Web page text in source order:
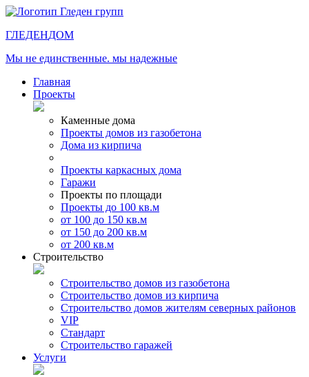
ГЛЕДЕНДОМ
Мы не единственные. мы надежные
Главная
Проекты
Каменные дома
Проекты домов из газобетона
Дома из кирпича
Проекты каркасных дома
Гаражи
Проекты по площади
Проекты до 100 кв.м
от 100 до 150 кв.м
от 150 до 200 кв.м
от 200 кв.м
Строительство
Строительство домов из газобетона
Строительство домов из кирпича
Строительство домов жителям северных районов
VIP
Стандарт
Строительство гаражей
Услуги